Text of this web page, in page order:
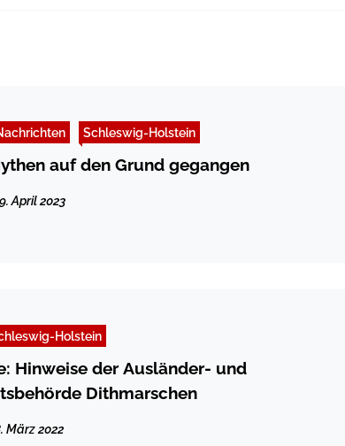
Schleswig-Holstein
auf den Grund gegangen
April 2023
Holstein
Hinweise der Ausländer- und
Dithmarschen
März 2022